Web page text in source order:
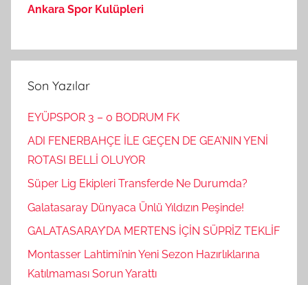
Ankara Spor Kulüpleri
Son Yazılar
EYÜPSPOR 3 – 0 BODRUM FK
ADI FENERBAHÇE İLE GEÇEN DE GEA’NIN YENİ
ROTASI BELLİ OLUYOR
Süper Lig Ekipleri Transferde Ne Durumda?
Galatasaray Dünyaca Ünlü Yıldızın Peşinde!
GALATASARAY’DA MERTENS İÇİN SÜPRİZ TEKLİF
Montasser Lahtimi’nin Yeni Sezon Hazırlıklarına
Katılmaması Sorun Yarattı